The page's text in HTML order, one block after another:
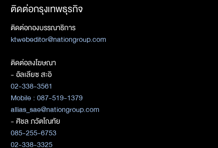
ติดต่อกรุงเทพธุรกิจ
ติดต่อกองบรรณาธิการ
ktwebeditor@nationgroup.com
ติดต่อลงโฆษณา
- อัลเลียซ สะอิ
02-338-3561
Mobile : 087-519-1379
allias_sae@nationgroup.com
- ศิชล ภวัตโณทัย
085-255-6753
02-338-3325